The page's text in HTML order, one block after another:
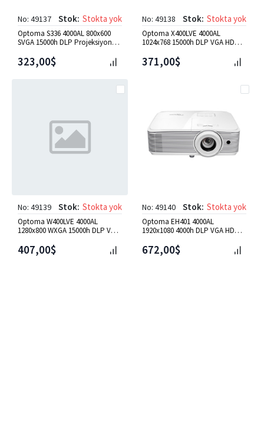
No: 49137 Stok: Stokta yok
Optoma S336 4000AL 800x600
SVGA 15000h DLP Projeksiyon
323,00$
No: 49138 Stok: Stokta yok
Optoma X400LVE 4000AL
1024x768 15000h DLP VGA HDMI
371,00$
No: 49139 Stok: Stokta yok
Optoma W400LVE 4000AL
1280x800 WXGA 15000h DLP VGA
407,00$
No: 49140 Stok: Stokta yok
Optoma EH401 4000AL
1920x1080 4000h DLP VGA HDMI
672,00$